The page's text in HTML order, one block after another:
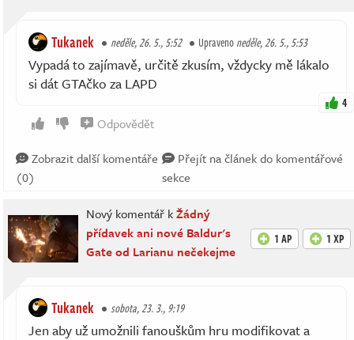
Tukanek neděle, 26. 5., 5:52 Upravenoneděle, 26. 5., 5:53
Vypadá to zajímavě, určitě zkusím, vždycky mě lákalo
si dát GTAčko za LAPD
4
Odpovědět
Zobrazit další komentáře
(0)
Přejít na článek do komentářové
sekce
Nový komentář kŽádný
přídavek ani nové Baldur's
Gate od Larianu nečekejme
1 AP 1 XP
Tukanek sobota, 23. 3., 9:19
Jen aby už umožnili fanouškům hru modifikovat a